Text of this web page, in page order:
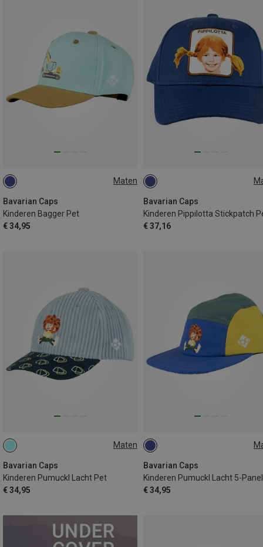
Maten
Bavarian Caps
Kinderen Bagger Pet
€ 34,95
50
Bavarian Caps
Kinderen Pippilotta Stickpatch
€ 37,16
54
Maten
Bavarian Caps
Kinderen Pumuckl Lacht Pet
€ 34,95
50
Bavarian Caps
Kinderen Pumuckl Lacht 5-
€ 34,95
50